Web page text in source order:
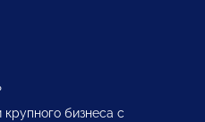
бизнеса с